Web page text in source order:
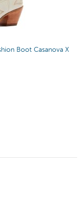
Boot Casanova X